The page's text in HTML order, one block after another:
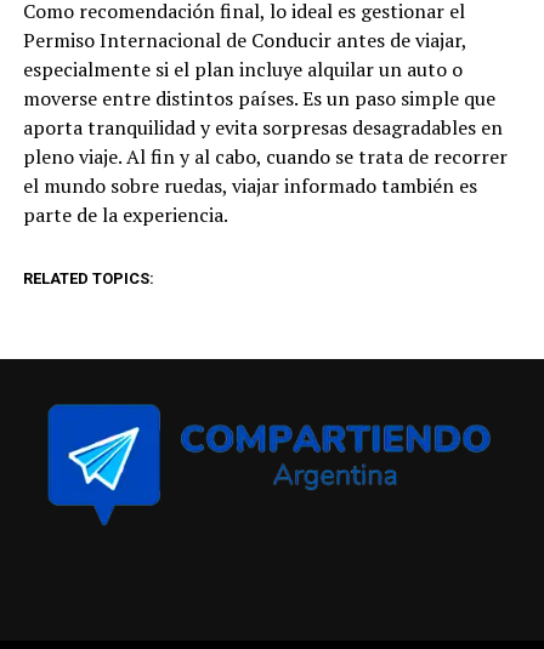
Como recomendación final, lo ideal es gestionar el
Permiso Internacional de Conducir antes de viajar,
especialmente si el plan incluye alquilar un auto o
moverse entre distintos países. Es un paso simple que
aporta tranquilidad y evita sorpresas desagradables en
pleno viaje. Al fin y al cabo, cuando se trata de recorrer
el mundo sobre ruedas, viajar informado también es
parte de la experiencia.
RELATED TOPICS: